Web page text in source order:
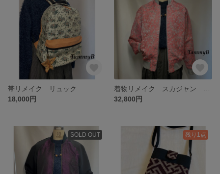
帯リメイク リュック
18,000円
32,800円
SOLD OUT 残り1点